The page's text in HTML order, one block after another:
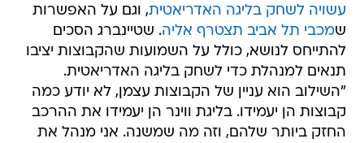
עשויה לשחק בליגה האדריאטית, וגם על האפשרות
שמכבי תל אביב תצטרף אליה. שטיינברג הסכים
להתייחס לנושא, כולל על השמועות שהקבוצות יציבו
תנאים למנהלת כדי לשחק בליגה האדריאטית.
"השילוב הוא עניין של הקבוצות עצמן, לא יודע כמה
קבוצות הן יעמידו. בליגת ווינר הן יעמידו את ההרכב
החזק ביותר שלהם, וזה מה שמשנה. אני מנהל את